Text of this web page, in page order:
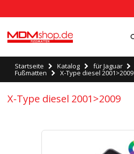
Startseite Katalog für Jaguar
Fußmatten X-Type diesel 2001>2009
X-Type diesel 2001>2009